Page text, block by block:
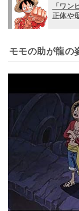
「ワ
正体や
モモの助が龍の